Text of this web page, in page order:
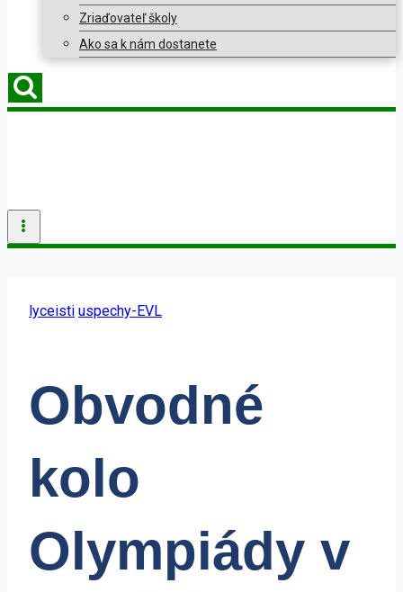
Zriaďovateľ školy
Ako sa k nám dostanete
lyceisti uspechy-EVL
Obvodné
kolo
Olympiády v